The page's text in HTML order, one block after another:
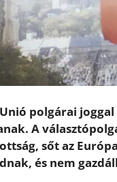
polgárai
A
sőt az
és nem